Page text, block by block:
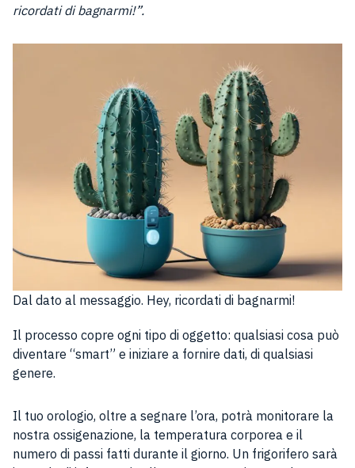
ricordati di bagnarmi!”.
Dal dato al messaggio. Hey, ricordati di bagnarmi!
Il processo copre ogni tipo di oggetto: qualsiasi cosa può
diventare “smart” e iniziare a fornire dati, di qualsiasi
genere.
Il tuo orologio, oltre a segnare l’ora, potrà monitorare la
nostra ossigenazione, la temperatura corporea e il
numero di passi fatti durante il giorno. Un frigorifero sarà